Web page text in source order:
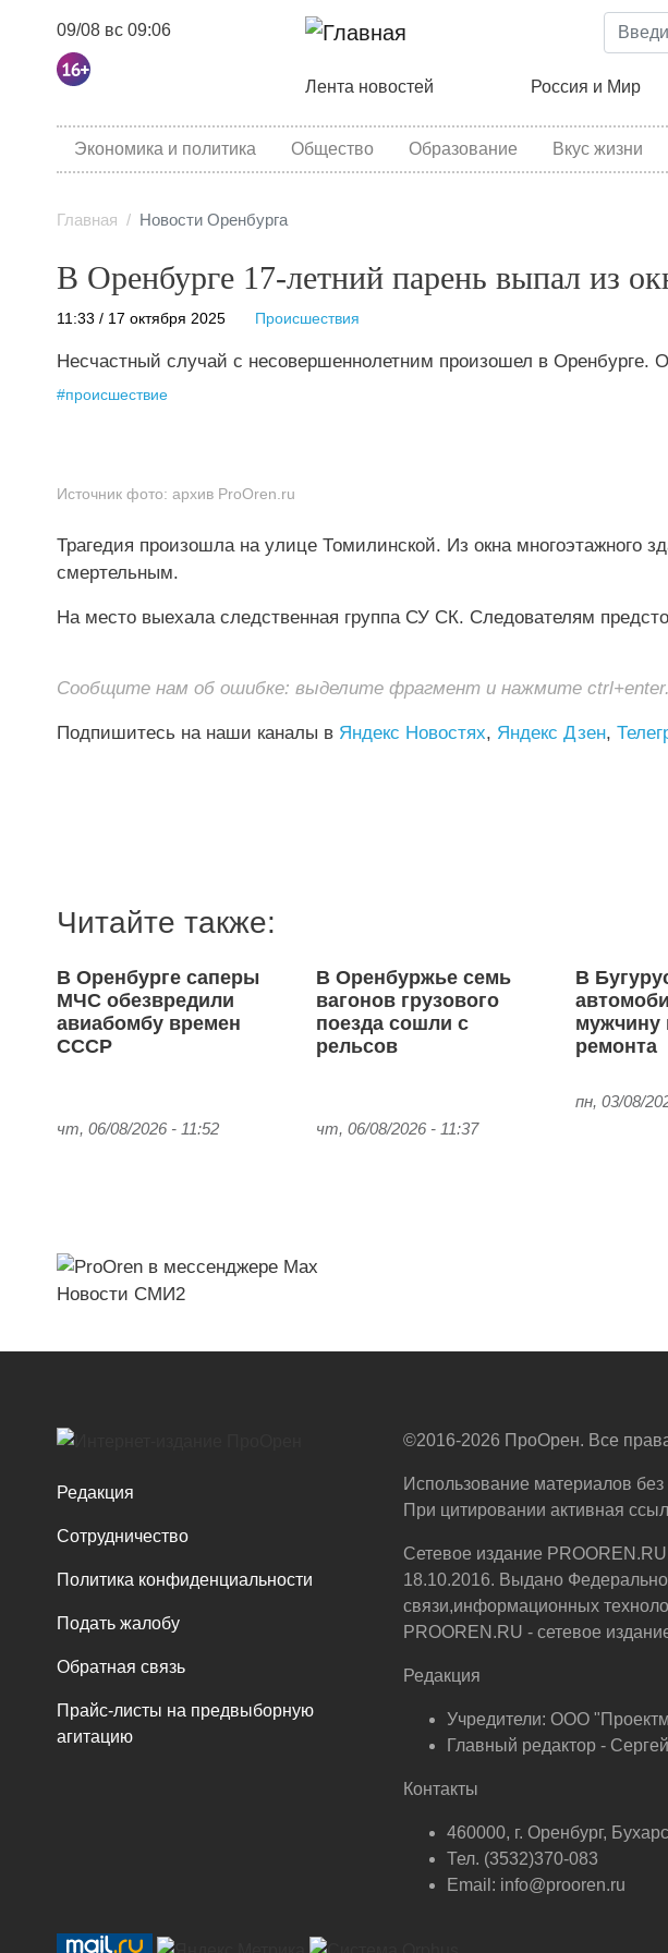
09/08 вс 09:06
Основная навигация
Лента новостей Россия и Мир
category menu
Экономика и политика Общество Образование Вкус жизни
Главная Новости Оренбурга
В Оренбурге 17-летний парень выпал из
11:33 / 17 октября 2025 Происшествия
Несчастный случай с несовершеннолетним произошел в Оренбурге.
#происшествие
Источник фото: архив ProОren.ru
Трагедия произошла на улице Томилинской. Из окна многоэтажного
смертельным.
На место выехала следственная группа СУ СК. Следователям
Сообщите нам об ошибке: выделите фрагмент и нажмите ctrl+enter.
Подпишитесь на наши каналы в Яндекс Новостях, Яндекс Дзен,
Читайте также:
В Оренбурге саперы
МЧС обезвредили
авиабомбу времен
СССР
чт, 06/08/2026 - 11:52
В Оренбуржье семь
вагонов грузового
поезда сошли с
рельсов
чт, 06/08/2026 - 11:37
В
мужчину
ремонта
пн, 03/08/
Новости СМИ2
Редакция
Сотрудничество
Политика конфиденциальности
Подать жалобу
Обратная связь
Прайс-листы на предвыборную
агитацию
©2016-2026 ПроОрен. Все
Использование материалов
При цитировании активная
Сетевое издание
18.10.2016. Выдано
связи,информационных
PROOREN.RU - сетевое
Редакция
Учредители: ООО
Главный редактор -
Контакты
460000, г. Оренбург,
Тел. (3532)370-083
Email: info@prooren.ru